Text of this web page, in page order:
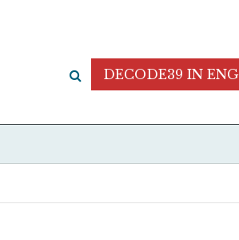
DECODE39 IN